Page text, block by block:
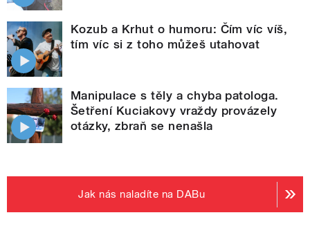
Kozub a Krhut o humoru: Čím víc víš,
tím víc si z toho můžeš utahovat
Manipulace s těly a chyba patologa.
Šetření Kuciakovy vraždy provázely
otázky, zbraň se nenašla
Jak nás naladíte na DABu